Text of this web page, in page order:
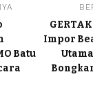
Batu
Impor